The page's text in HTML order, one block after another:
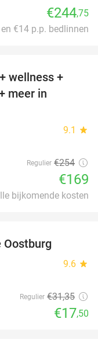
€244,75
€14 p.p. bedlinnen
33%
wellness +
meer in
9.1 star
Regulier €254
€169
bijkomende kosten
Oostburg
9.6 star
Regulier €31,35
€17,50